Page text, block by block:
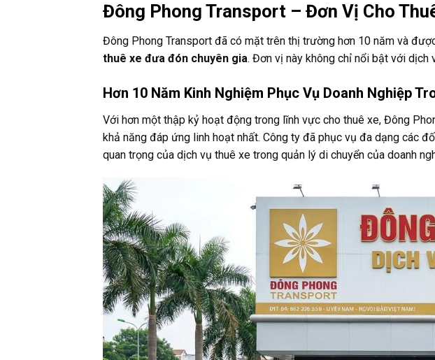
Đông Phong Transport – Đơn Vị Cho
Đông Phong Transport đã có mặt trên thị trường hơn 10 năm và
thuê xe đưa đón chuyên gia. Đơn vị này không chỉ nổi bật với dịch
Hơn 10 Năm Kinh Nghiệm Phục Vụ Doanh Nghiệp
Với hơn một thập kỷ hoạt động trong lĩnh vực cho thuê xe, Đông
khả năng đáp ứng linh hoạt nhất. Công ty đã phục vụ đa dạng các
quan trọng của dịch vụ thuê xe trong quản lý di chuyển của doanh